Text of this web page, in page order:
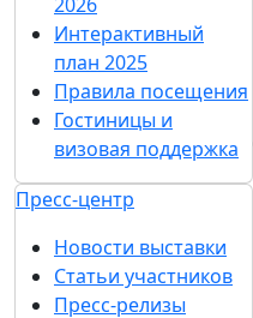
Интерактивный
план 2025
Правила посещения
Гостиницы и
визовая поддержка
Пресс-центр
Новости выставки
Статьи участников
Пресс-релизы